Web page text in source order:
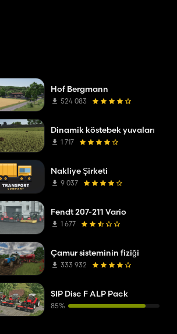
Hof Bergmann
524 083
Dinamik köstebek yuvaları
1 717
Nakliye Şirketi
9 037
Fendt 207-211 Vario
1 677
Çamur sisteminin fiziği
333 932
SIP Disc F ALP Pack
85%